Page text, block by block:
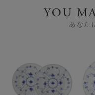
YOU
あなた